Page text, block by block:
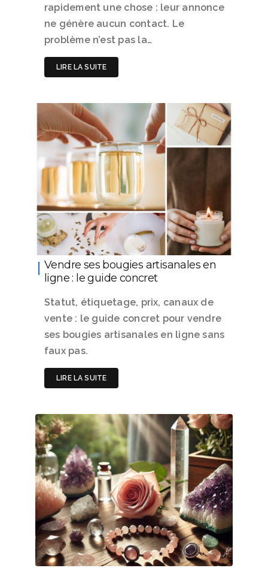
rapidement une chose : leur annonce
ne génère aucun contact. Le
problème n’est pas la…
LIRE LA SUITE
Vendre ses bougies artisanales en
ligne : le guide concret
Statut, étiquetage, prix, canaux de
vente : le guide concret pour vendre
ses bougies artisanales en ligne sans
faux pas.
LIRE LA SUITE